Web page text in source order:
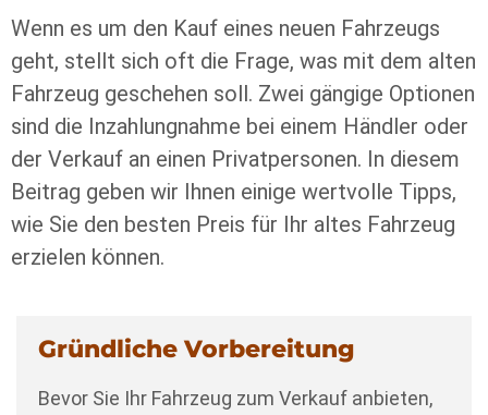
Wenn es um den Kauf eines neuen Fahrzeugs
geht, stellt sich oft die Frage, was mit dem alten
Fahrzeug geschehen soll. Zwei gängige Optionen
sind die Inzahlungnahme bei einem Händler oder
der Verkauf an einen Privatpersonen. In diesem
Beitrag geben wir Ihnen einige wertvolle Tipps,
wie Sie den besten Preis für Ihr altes Fahrzeug
erzielen können.
Gründliche Vorbereitung
Bevor Sie Ihr Fahrzeug zum Verkauf anbieten,